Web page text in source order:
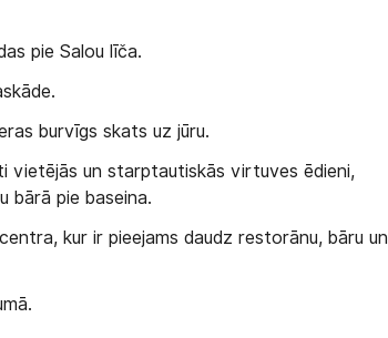
pie Salou līča.
burvīgs skats uz jūru.
vietējās un starptautiskās virtuves ēdieni,
bārā pie baseina.
kur ir pieejams daudz restorānu, bāru un